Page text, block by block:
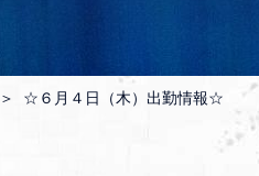
＞ ☆６月４日（木）出勤情報☆